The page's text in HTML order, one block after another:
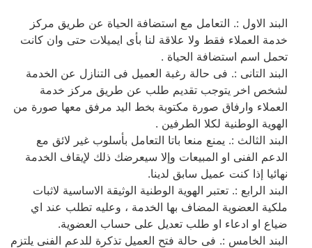
البند الاول :. التعامل مع استضافة الحياة عن طريق مركز
خدمة العملاء فقط ولا علاقة لنا بأى ايميلات حتى وان كانت
تحمل اسم استضافة الحياة .
البند التانى :. فى حالة رغبة العميل فى التنازل عن الخدمة
لشخص اخر يتوجب تقديم طلب عن طريق مركز خدمة
العملاء وارفاق صورة مكتوبة بخط اليد مرفق معها صورة من
الهوية الوطنية لكلا الطرفين .
البند الثالث :. يمنع منعا باتا التعامل بأسلوب غير لائق مع
الدعم الفنى او المبيعات وإلا سيعرضك ذلك لإيقاف الخدمة
نهائيا إذا كنت عميل سابق لدينا.
البند الرابع :. تعتبر الهوية الوطنية الوثيقة الاساسية لاثبات
ملكية العضوية المضاف بها الخدمة ، وعليه تطلب عند اي
ضياع او ادعاء او طلب تعديل على حساب العضوية.
البند الخامس :. فى حالة فتح العميل تذكرة للدعم الفنى يلتزم